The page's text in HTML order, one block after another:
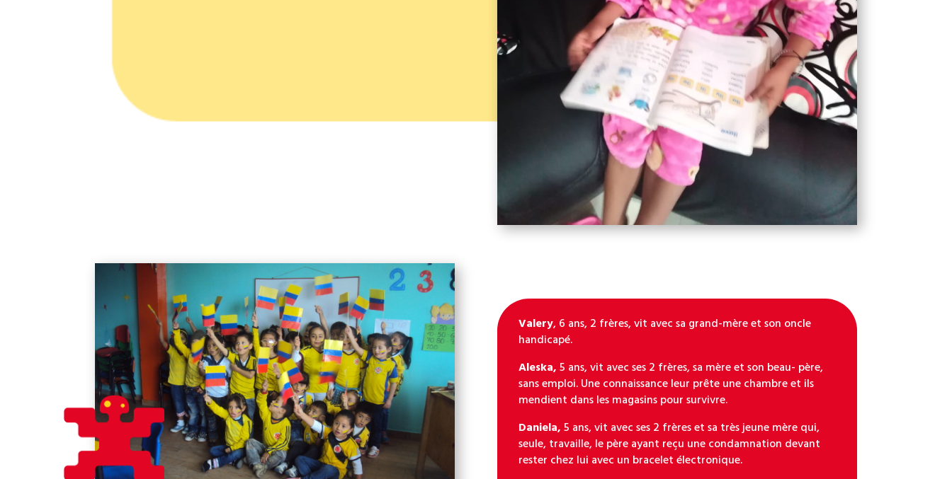
Valery, 6 ans, 2 frères, vit avec sa grand-mère et son oncle
handicapé.
Aleska,5 ans, vit avec ses 2 frères, sa mère et son beau- père,
sans emploi. Une connaissance leur prête une chambre et ils
mendient dans les magasins pour survivre.
Daniela,5 ans, vit avec ses 2 frères et sa très jeune mère qui,
seule, travaille, le père ayant reçu une condamnation devant
rester chez lui avec un bracelet électronique.